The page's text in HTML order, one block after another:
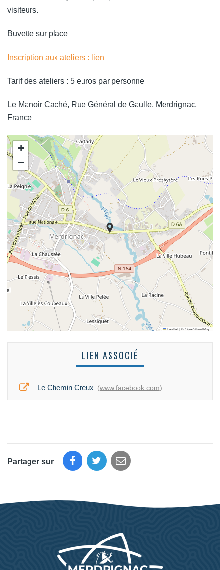
visiteurs.
Buvette sur place
Inscription aux ateliers : lien
Tarif des ateliers : 5 euros par personne
Le Manoir Caché, Rue Général de Gaulle, Merdrignac,
France
+
−
Leaflet|©OpenStreetMap
LIEN ASSOCIÉ
Le Chemin Creux www.facebook.com
Partager sur